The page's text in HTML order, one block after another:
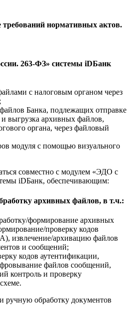
нормативных актов.
263-ФЗ» системы iDБанк
с налоговым органом через
Банка, подлежащих отправке
выгрузка архивных файлов,
органа, через файловый
модуля с помощью визуального
совместно с модулем «ЭДО с
iDБанк, обеспечивающим:
архивных файлов, в т.ч.:
формирование архивных
проверку кодов
извлечение/архивацию файлов
и сообщений;
кодов аутентификации,
файлов сообщений,
контроль и проверку
ручную обработку документов